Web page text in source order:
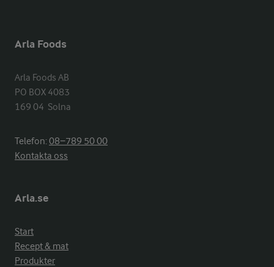
Arla Foods
Arla Foods AB
PO BOX 4083
169 04  Solna
Telefon:08−789 50 00
Kontakta oss
Arla.se
Start
Recept & mat
Produkter